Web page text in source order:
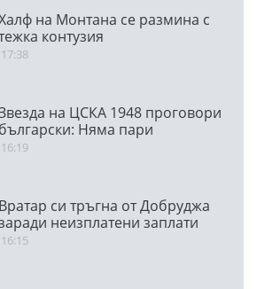
на Монтана се размина с
контузия
17:38
на ЦСКА 1948 проговори
български: Няма пари
16:19
Вратар си тръгна от Добруджа
неизплатени заплати
16:15